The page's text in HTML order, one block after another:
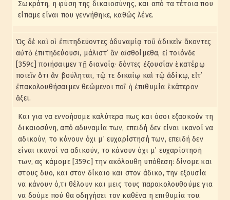
Σωκράτη, η φύση της δικαιοσύνης, και από τα τέτοια που
είπαμε είναι που γεννήθηκε, καθώς λένε.
Ὡς δὲ καὶ οἱ ἐπιτηδεύοντες ἀδυναμίᾳ τοῦ ἀδικεῖν ἄκοντες
αὐτὸ ἐπιτηδεύουσι, μάλιστ᾽ ἂν αἰσθοίμεθα, εἰ τοιόνδε
[359c] ποιήσαιμεν τῇ διανοίᾳ· δόντες ἐξουσίαν ἑκατέρῳ
ποιεῖν ὅτι ἂν βούληται, τῷ τε δικαίῳ καὶ τῷ ἀδίκῳ, εἶτ᾽
ἐπακολουθήσαιμεν θεώμενοι ποῖ ἡ ἐπιθυμία ἑκάτερον
ἄξει.
Και για να εννοήσομε καλύτερα πως και όσοι εξασκούν τη
δικαιοσύνη, από αδυναμία των, επειδή δεν είναι ικανοί να
αδικούν, το κάνουν όχι μ᾽ ευχαρίστησή των, επειδή δεν
είναι ικανοί να αδικούν, το κάνουν όχι μ᾽ ευχαρίστησή
των, ας κάμομε [359c] την ακόλουθη υπόθεση: δίνομε και
στους δυο, και στον δίκαιο και στον άδικο, την εξουσία
να κάνουν ό,τι θέλουν και μεις τους παρακολουθούμε για
να δούμε πού θα οδηγήσει τον καθένα η επιθυμία του.